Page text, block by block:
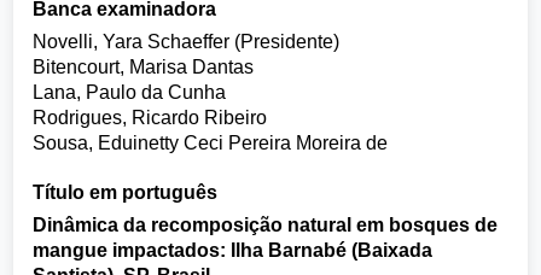
Banca examinadora
Novelli, Yara Schaeffer (Presidente)
Bitencourt, Marisa Dantas
Lana, Paulo da Cunha
Rodrigues, Ricardo Ribeiro
Sousa, Eduinetty Ceci Pereira Moreira de
Título em português
Dinâmica da recomposição natural em bosques de
mangue impactados: Ilha Barnabé (Baixada